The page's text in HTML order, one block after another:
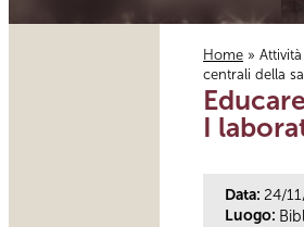
Tu sei
Home » Attività
centrali della
I
Data: 24/
Luogo: